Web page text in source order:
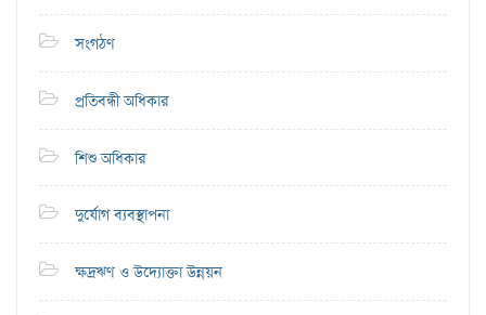
সংগঠণ
প্রতিবন্ধী অধিকার
শিশু অধিকার
দুর্যোগ ব্যবস্থাপনা
ক্ষদ্রঋণ ও উদ্যোক্তা উন্নয়ন